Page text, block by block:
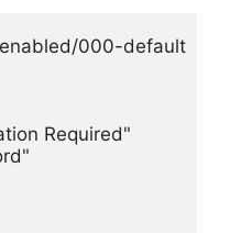
000-default
Required"